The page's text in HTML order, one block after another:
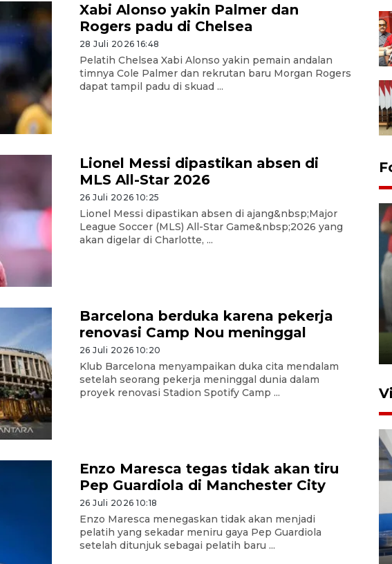
Xabi Alonso yakin Palmer dan
Rogers padu di Chelsea
28 Juli 2026 16:48
Pelatih Chelsea Xabi Alonso yakin pemain andalan
timnya Cole Palmer dan rekrutan baru Morgan Rogers
dapat tampil padu di skuad ...
Lionel Messi dipastikan absen di
MLS All-Star 2026
26 Juli 2026 10:25
Lionel Messi dipastikan absen di ajang&nbsp;Major
League Soccer (MLS) All-Star Game&nbsp;2026 yang
akan digelar di Charlotte, ...
Barcelona berduka karena pekerja
renovasi Camp Nou meninggal
26 Juli 2026 10:20
Klub Barcelona menyampaikan duka cita mendalam
setelah seorang pekerja meninggal dunia dalam
proyek renovasi Stadion Spotify Camp ...
Enzo Maresca tegas tidak akan tiru
Pep Guardiola di Manchester City
26 Juli 2026 10:18
Enzo Maresca menegaskan tidak akan menjadi
pelatih yang sekadar meniru gaya Pep Guardiola
setelah ditunjuk sebagai pelatih baru ...
KemenHAM Babel Jalin Kerja
Sama
22 Juni 2026 16:35
Babel beri apresiasi emas bagi
wajib pajak patuh